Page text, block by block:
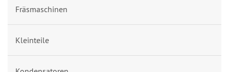
Fräsmaschinen
Kleinteile